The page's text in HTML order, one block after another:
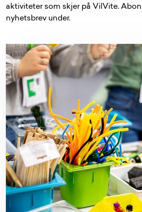
aktiviteter som skjer på VilVite.
nyhetsbrev under.